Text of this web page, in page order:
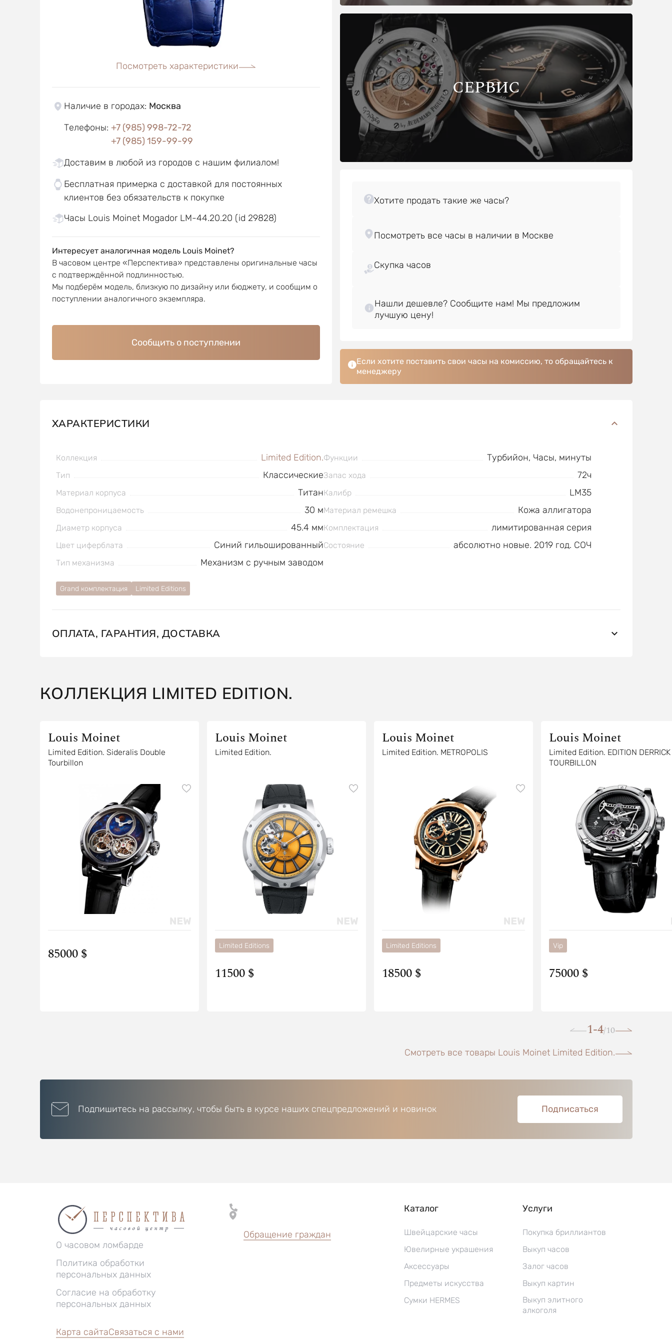
Посмотреть характеристики
Наличие в городах: Москва
Телефоны: +7 (985) 998-72-72
+7 (985) 159-99-99
Доставим в любой из городов с нашим филиалом!
Бесплатная примерка с доставкой для постоянных
клиентов без обязательств к покупке
Часы Louis Moinet Mogador LM-44.20.20 (id 29828)
Интересует аналогичная модель Louis Moinet?
В часовом центре «Перспектива» представлены оригинальные часы
с подтверждённой подлинностью.
Мы подберём модель, близкую по дизайну или бюджету, и сообщим о
поступлении аналогичного экземпляра.
Сообщить о поступлении
СЕРВИС
Скупка часов
Нашли дешевле? Сообщите нам! Мы предложим
Если хотите поставить свои часы на комиссию, то обращайтесь к
менеджеру
ХАРАКТЕРИСТИКИ
Коллекция Limited Edition.
Тип Классические
Материал корпуса Титан
Водонепроницаемость 30 м
Диаметр корпуса 45.4 мм
Цвет циферблата Синий гильошированный
Тип механизма Механизм с ручным заводом
Функции Турбийон, Часы, минуты
Запас хода 72ч
Калибр LM35
Материал ремешка Кожа аллигатора
Комплектация лимитированная серия
Состояние абсолютно новые. 2019 год. СОЧ
Grand комплектация Limited Editions
ОПЛАТА, ГАРАНТИЯ, ДОСТАВКА
КОЛЛЕКЦИЯ LIMITED EDITION.
Louis Moinet
Limited Edition. Sideralis Double
Tourbillon
85000 $
Louis Moinet
Limited Edition.
Limited Editions
11500 $
Louis Moinet
Limited Edition. METROPOLIS
Limited Editions
18500 $
Louis Moinet
Limited Edition. EDITION DERRICK
TOURBILLON
Vip
75000 $
1-4/10
Смотреть все товары Louis Moinet Limited Edition.
Подпишитесь на рассылку, чтобы быть в курсе наших спецпредложений и новинок Подписаться
О часовом ломбарде
Политика обработки
персональных данных
Согласие на обработку
персональных данных
Обращение граждан
Каталог
Швейцарские часы
Ювелирные украшения
Аксессуары
Предметы искусства
Сумки HERMES
Услуги
Покупка бриллиантов
Выкуп часов
Залог часов
Выкуп картин
Выкуп элитного
алкоголя
Карта сайтаСвязаться с нами